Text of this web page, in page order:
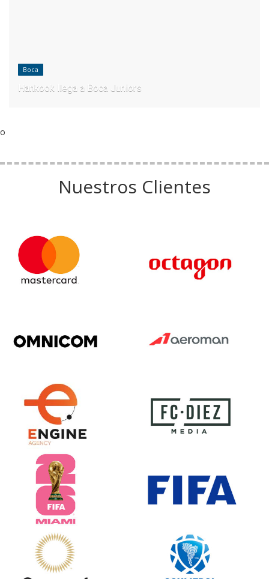
Boca
Hankook llega a Boca Juniors
o
Nuestros Clientes